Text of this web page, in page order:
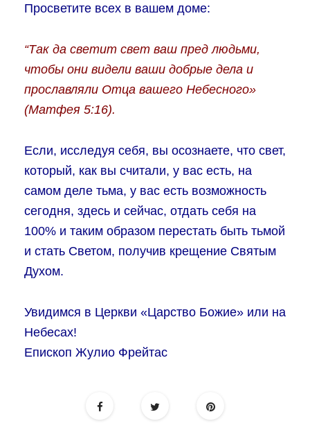
Просветите всех в вашем доме:
“Так да светит свет ваш пред людьми,
чтобы они видели ваши добрые дела и
прославляли Отца вашего Небесного»
(Матфея 5:16).
Если, исследуя себя, вы осознаете, что свет,
который, как вы считали, у вас есть, на
самом деле тьма, у вас есть возможность
сегодня, здесь и сейчас, отдать себя на
100% и таким образом перестать быть тьмой
и стать Светом, получив крещение Святым
Духом.
Увидимся в Церкви «Царство Божие» или на
Небесах!
Епископ Жулио Фрейтас